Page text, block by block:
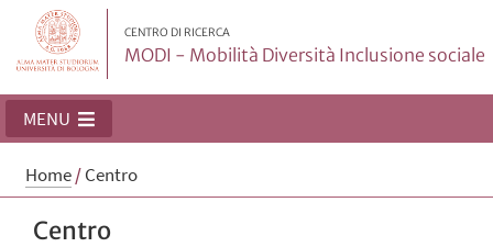
CENTRO DI RICERCA
MODI - Mobilità Diversità Inclusione sociale
MENU
Home/Centro
Centro